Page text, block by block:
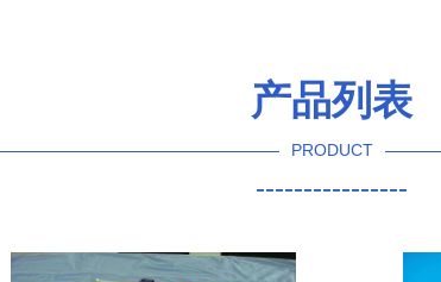
产品列表
PRODUCT
----------------